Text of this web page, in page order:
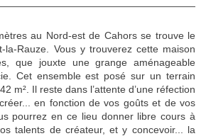
au Nord-est de Cahors se trouve le
la-Rauze. Vous y trouverez cette maison
que jouxte une grange aménageable
Cet ensemble est posé sur un terrain
m². Il reste dans l’attente d’une réfection
en fonction de vos goûts et de vos
pourrez en ce lieu donner libre cours à
talents de créateur, et y concevoir... la